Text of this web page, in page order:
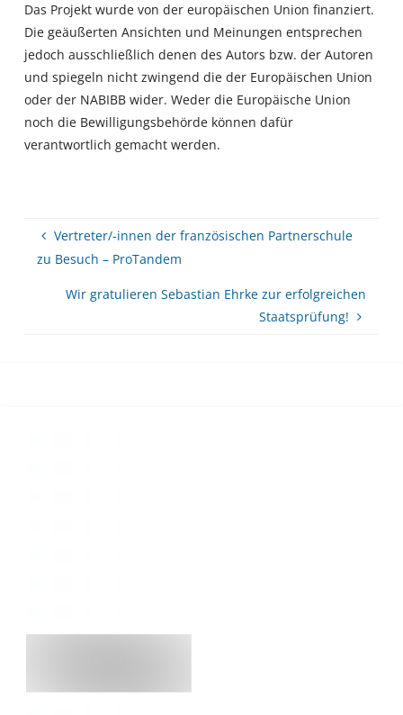
Das Projekt wurde von der europäischen Union finanziert.
Die geäußerten Ansichten und Meinungen entsprechen
jedoch ausschließlich denen des Autors bzw. der Autoren
und spiegeln nicht zwingend die der Europäischen Union
oder der NABIBB wider. Weder die Europäische Union
noch die Bewilligungsbehörde können dafür
verantwortlich gemacht werden.
Vertreter/-innen der französischen Partnerschule
zu Besuch – ProTandem
Wir gratulieren Sebastian Ehrke zur erfolgreichen
Staatsprüfung!